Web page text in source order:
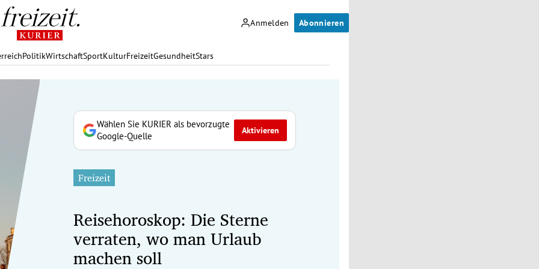
Anmelden Abonnieren
PolitikWirtschaftSportKulturFreizeitGesundheitStars
Wählen Sie KURIER als bevorzugte
Google-Quelle
Aktivieren
Freizeit
Reisehoroskop: Die Sterne
verraten, wo man Urlaub
machen soll